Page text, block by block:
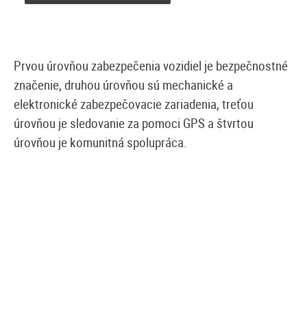
Prvou úrovňou zabezpečenia vozidiel je bezpečnostné
značenie, druhou úrovňou sú mechanické a
elektronické zabezpečovacie zariadenia, treťou
úrovňou je sledovanie za pomoci GPS a štvrtou
úrovňou je komunitná spolupráca.